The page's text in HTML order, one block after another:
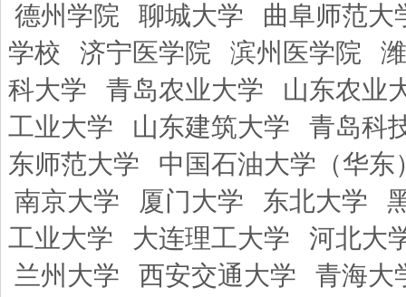
德州学院
聊城大学
曲阜师范大
学校
济宁医学院 滨州医学院
科大学
青岛农业大学
山东农业
工业大学
山东建筑大学
青岛科
东师范大学
中国石油大学（华东
南京大学
厦门大学 东北大学
工业大学
大连理工大学
河北大
兰州大学
西安交通大学
青海大